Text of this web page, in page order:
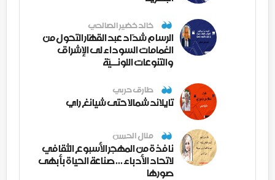
خالد خضير الصالحي
الرسام شدّاد عبد القهّار التحول من
الغمامات السوداء لى الإشراق
والتنوعات اللونــيّة
طارق حربي
تايلاند شمالا حتى شيانغ راي
منال الحسن
نافذة من المهجر الأسبوع الثقافي
لاتحاد الأدباء ... صناعة الحياة بأبهى
صورها